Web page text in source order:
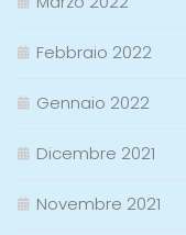
Febbraio 2022
Gennaio 2022
Dicembre 2021
Novembre 2021